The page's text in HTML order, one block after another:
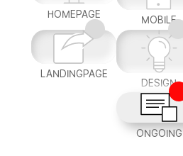
HOMEPAGE MOBILE
LANDINGPAGE
DESIGN
ONGOING